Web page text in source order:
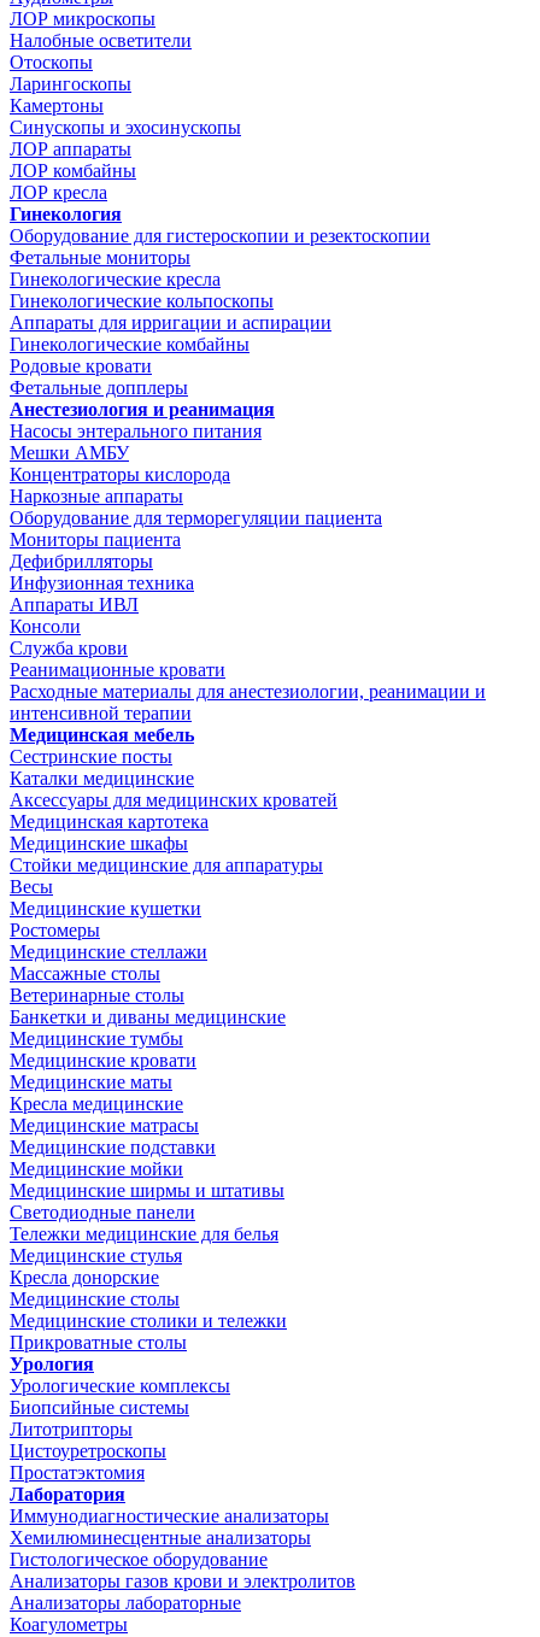
ЛОР микроскопы
Налобные осветители
Отоскопы
Ларингоскопы
Камертоны
Синускопы и эхосинускопы
ЛОР аппараты
ЛОР комбайны
ЛОР кресла
Гинекология
Оборудование для гистероскопии и резектоскопии
Фетальные мониторы
Гинекологические кресла
Гинекологические кольпоскопы
Аппараты для ирригации и аспирации
Гинекологические комбайны
Родовые кровати
Фетальные допплеры
Анестезиология и реанимация
Насосы энтерального питания
Мешки АМБУ
Концентраторы кислорода
Наркозные аппараты
Оборудование для терморегуляции пациента
Мониторы пациента
Дефибрилляторы
Инфузионная техника
Аппараты ИВЛ
Консоли
Служба крови
Реанимационные кровати
Расходные материалы для анестезиологии, реанимации и
интенсивной терапии
Медицинская мебель
Сестринские посты
Каталки медицинские
Аксессуары для медицинских кроватей
Медицинская картотека
Медицинские шкафы
Стойки медицинские для аппаратуры
Весы
Медицинские кушетки
Ростомеры
Медицинские стеллажи
Массажные столы
Ветеринарные столы
Банкетки и диваны медицинские
Медицинские тумбы
Медицинские кровати
Медицинские маты
Кресла медицинские
Медицинские матрасы
Медицинские подставки
Медицинские мойки
Медицинские ширмы и штативы
Светодиодные панели
Тележки медицинские для белья
Медицинские стулья
Кресла донорские
Медицинские столы
Медицинские столики и тележки
Прикроватные столы
Урология
Урологические комплексы
Биопсийные системы
Литотрипторы
Цистоуретроскопы
Простатэктомия
Лаборатория
Иммунодиагностические анализаторы
Хемилюминесцентные анализаторы
Гистологическое оборудование
Анализаторы газов крови и электролитов
Анализаторы лабораторные
Коагулометры